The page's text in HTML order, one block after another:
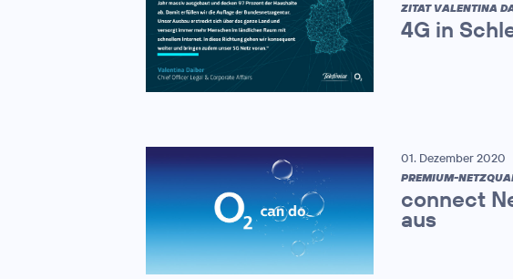
ZITAT VALENTINA
4G in
01. Dezember 2020
PREMIUM-
connect
aus